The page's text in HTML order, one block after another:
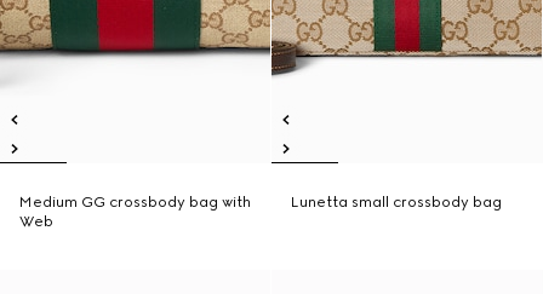
Medium GG crossbody bag with
Web
Lunetta small crossbody bag